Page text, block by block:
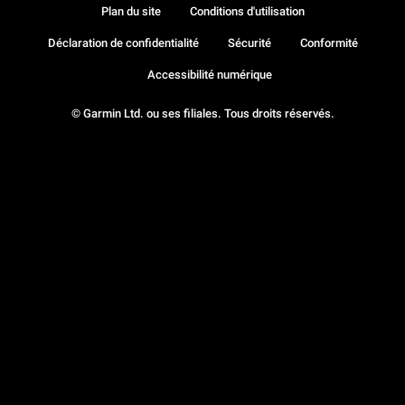
© Garmin Ltd. ou ses filiales. Tous droits réservés.
Plan du site Conditions d'utilisation
Déclaration de confidentialité Sécurité Conformité
Accessibilité numérique